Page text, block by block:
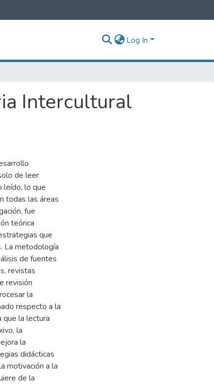
Log In
Intercultural
de leer
leído, lo que
todas las áreas
fue
teórica
que
La metodología
de fuentes
revistas
revisión
la
respecto a la
que la lectura
la
la
didácticas
motivación a la
de la